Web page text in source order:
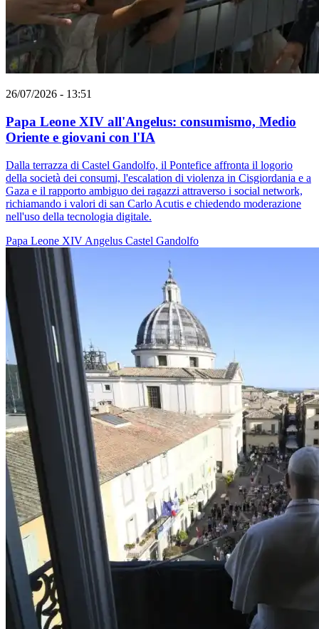
26/07/2026 - 13:51
Papa Leone XIV all'Angelus: consumismo, Medio
Oriente e giovani con l'IA
Dalla terrazza di Castel Gandolfo, il Pontefice affronta il logorio
della società dei consumi, l'escalation di violenza in Cisgiordania e a
Gaza e il rapporto ambiguo dei ragazzi attraverso i social network,
richiamando i valori di san Carlo Acutis e chiedendo moderazione
nell'uso della tecnologia digitale.
Papa Leone XIV Angelus Castel Gandolfo